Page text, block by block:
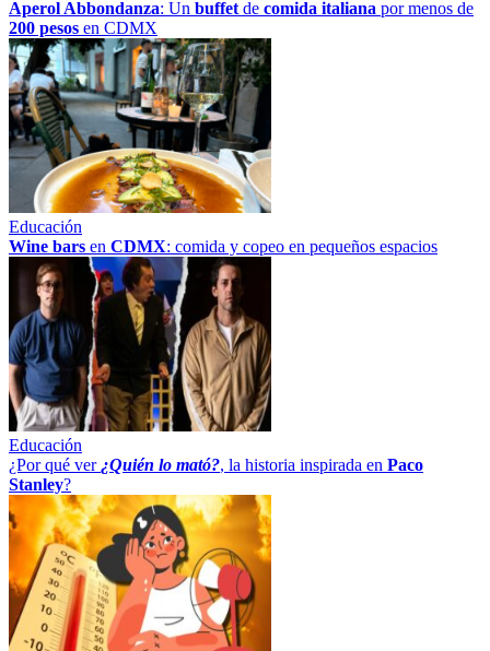
Aperol Abbondanza: Un buffet de comida italiana por menos de
200 pesos en CDMX
Educación
Wine bars en CDMX: comida y copeo en pequeños espacios
Educación
¿Por qué ver ¿Quién lo mató?, la historia inspirada en Paco
Stanley?